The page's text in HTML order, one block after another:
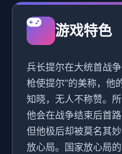
游戏特色
兵长提尔在大统首战
枪使提尔”的美称，他
知晓，无人不称赞。
他会在战争结束后首
但他极后却被莫名其
放心局。国家放心局